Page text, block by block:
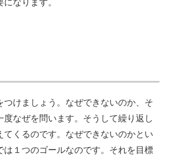
なります。
つけましょう。なぜできないのか、そ
度なぜを問います。そうして繰り返し
てくるのです。なぜできないのかとい
は１つのゴールなのです。それを目標